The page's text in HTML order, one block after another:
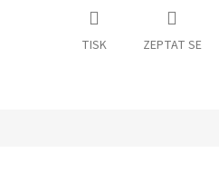
TISK ZEPTAT SE